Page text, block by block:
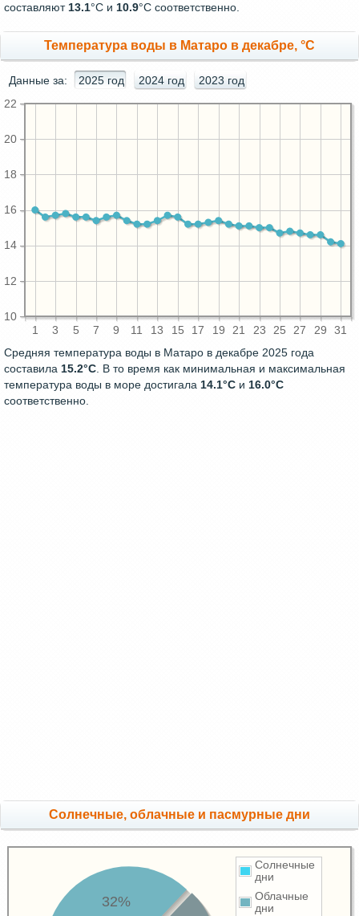
составляют13.1°С и 10.9°С соответственно.
Температура воды в Матаро в декабре, °C
Данные за: 2025 год 2024 год 2023 год
1 3 5 7 9 11 13 15 17 19 21 23 25 27 29 31
10
12
14
16
18
20
22
Средняя температура воды в Матаро в декабре 2025 года
составила 15.2°C. В то время как минимальная и максимальная
температура воды в море достигала 14.1°C и 16.0°C
соответственно.
Cолнечные, облачные и пасмурные дни
Солнечные
дни
Облачные
дни
32%